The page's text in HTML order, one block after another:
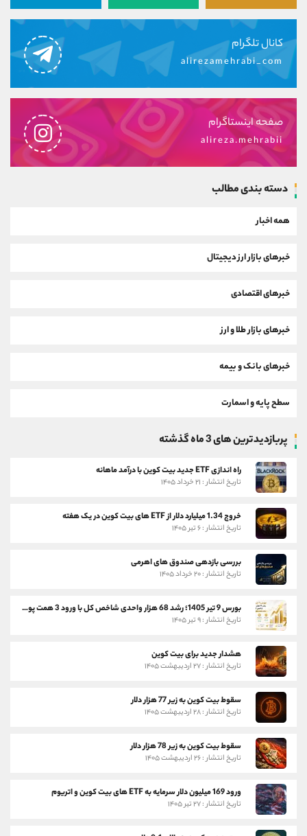
کانال تلگرام
alirezamehrabi_com
صفحه اینستاگرام
alireza.mehrabii
دسته بندی مطالب
همه اخبار
خبرهای بازار ارز دیجیتال
خبرهای اقتصادی
خبرهای بازار طلا و ارز
خبرهای بانک و بیمه
سطح پایه و اسمارت
پربازدیدترین های 3 ماه گذشته
راه اندازی ETF جدید بیت کوین با درآمد ماهانه
تاریخ انتشار : ۲۱ خرداد ۱۴۰۵
خروج 1.34 میلیارد دلار از ETF های بیت کوین در یک هفته
تاریخ انتشار : ۶ تیر ۱۴۰۵
بررسی بازدهی صندوق های اهرمی
تاریخ انتشار : ۲۰ خرداد ۱۴۰۵
بورس 9 تیر 1405؛ رشد 68 هزار واحدی شاخص کل با ورود 3 همت پول حقیقی
تاریخ انتشار : ۹ تیر ۱۴۰۵
هشدار جدید برای بیت کوین
تاریخ انتشار : ۲۷ اردیبهشت ۱۴۰۵
سقوط بیت کوین به زیر 77 هزار دلار
تاریخ انتشار : ۲۸ اردیبهشت ۱۴۰۵
سقوط بیت کوین به زیر 78 هزار دلار
تاریخ انتشار : ۲۶ اردیبهشت ۱۴۰۵
ورود 169 میلیون دلار سرمایه به ETF های بیت کوین و اتریوم
تاریخ انتشار : ۲۷ تیر ۱۴۰۵